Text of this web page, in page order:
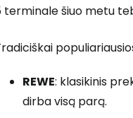
terminale šiuo metu
REWE: klasikinis
dirba visą parą.